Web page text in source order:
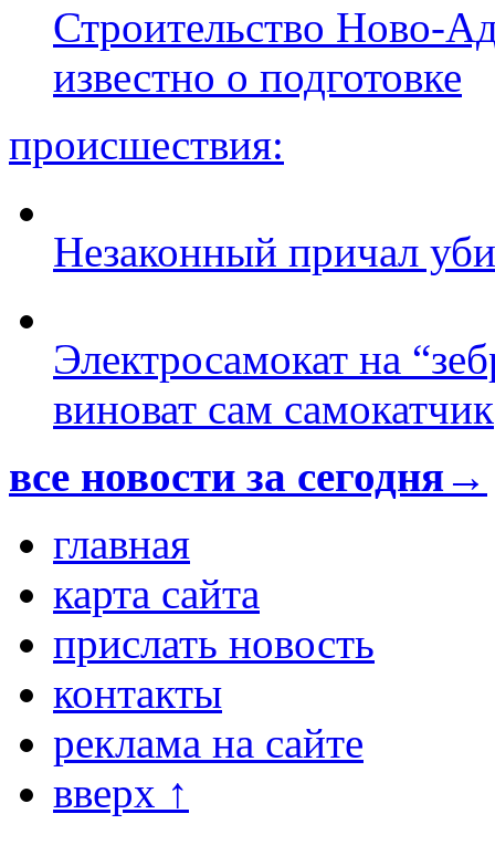
Строительство Ново-
известно о подготовке
происшествия:
Незаконный причал
Электросамокат на
виноват сам самокатчик
все новости за сегодня→
главная
карта сайта
прислать новость
контакты
реклама на сайте
вверх ↑